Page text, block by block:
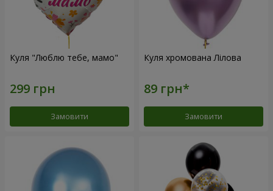
Куля "Люблю тебе, мамо"
Замовити
Куля хромована Лілова
Замовити